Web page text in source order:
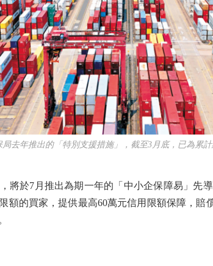
年推出的「特別支援措施」，截至3月底，已為累計
於7月推出為期一年的「中小企保障易」先導
額的買家，提供最高60萬元信用限額保障，賠